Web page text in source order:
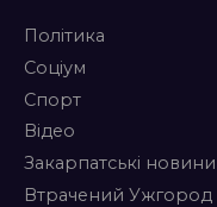
Політика
Соціум
Спорт
Відео
Закарпатські новини
Втрачений Ужгород